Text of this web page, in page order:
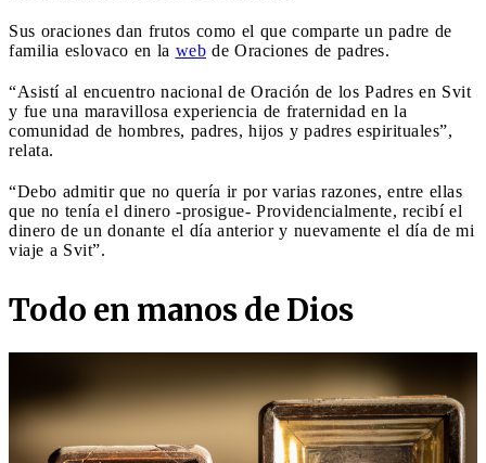
Sus oraciones dan frutos como el que comparte un padre de
familia eslovaco en la web de Oraciones de padres.
“Asistí al encuentro nacional de Oración de los Padres en Svit
y fue una maravillosa experiencia de fraternidad en la
comunidad de hombres, padres, hijos y padres espirituales”,
relata.
“Debo admitir que no quería ir por varias razones, entre ellas
que no tenía el dinero -prosigue- Providencialmente, recibí el
dinero de un donante el día anterior y nuevamente el día de mi
viaje a Svit”.
Todo en manos de Dios